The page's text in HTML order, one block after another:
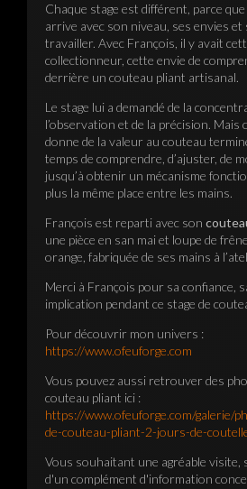
Chaque stage est différent, parce
arrive avec son niveau, ses envies et
travailler. Avec François, il y avait
collectionneur, cette envie de
derrière un couteau pliant artisanal.
Le stage lui a demandé de la
l’observation et de la précision. Mais
donne de la valeur au couteau
temps de comprendre, d’ajuster, de
jusqu’à obtenir un mécanisme
plus la même place entre les mains.
François est reparti avec son
une pièce en san mai et loupe de
orange, fabriquée de ses mains à
Merci à François pour sa confiance,
implication pendant ce stage de
Pour découvrir mon univers :
https://www.ofeuforge.com
Vous pouvez aussi retrouver des
couteau pliant ici :
https://www.ofeuforge.com/galerie/
de-couteau-pliant-2-jours-de-
Vous souhaitant une agréable visite,
d'un complément d'information